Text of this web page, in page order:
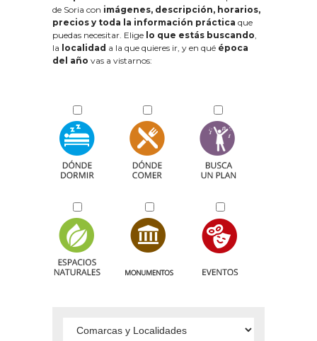
de Soria con imágenes, descripción, horarios,
precios y toda la información práctica que
puedas necesitar. Elige lo que estás buscando,
la localidad a la que quieres ir, y en qué época
del año vas a vistarnos: